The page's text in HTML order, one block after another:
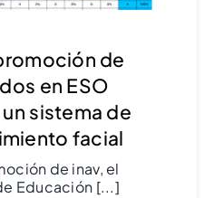
de
en ESO
sistema de
facial
de inav, el
Educación [...]